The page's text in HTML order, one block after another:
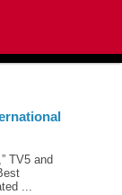
TV5 and
...